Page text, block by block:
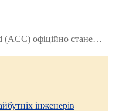
(ACC) офіційно стане…
інженерів